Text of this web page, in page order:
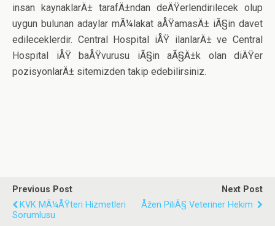
insan kaynaklarÄ± tarafÄ±ndan deÄŸerlendirilecek olup
uygun bulunan adaylar mÃ¼lakat aÅŸamasÄ± iÃ§in davet
edileceklerdir. Central Hospital iÅŸ ilanlarÄ± ve Central
Hospital iÅŸ baÅŸvurusu iÃ§in aÃ§Ä±k olan diÄŸer
pozisyonlarÄ± sitemizden takip edebilirsiniz.
Previous Post
KVK MÃ¼ÅŸteri Hizmetleri
Sorumlusu
Next Post
Åžen PiliÃ§ Veteriner Hekim